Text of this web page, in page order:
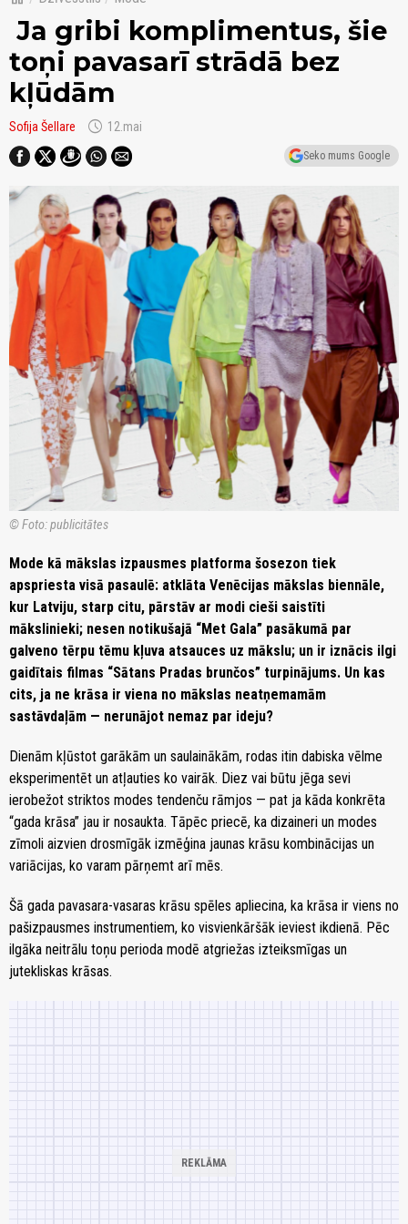
Ja gribi komplimentus, šie
toņi pavasarī strādā bez
kļūdām
Sofija Šellare schedule 12.mai
Seko mums Google
© Foto: publicitātes
Mode kā mākslas izpausmes platforma šosezon tiek
apspriesta visā pasaulē: atklāta Venēcijas mākslas biennāle,
kur Latviju, starp citu, pārstāv ar modi cieši saistīti
mākslinieki; nesen notikušajā “Met Gala” pasākumā par
galveno tērpu tēmu kļuva atsauces uz mākslu; un ir iznācis ilgi
gaidītais filmas “Sātans Pradas brunčos” turpinājums. Un kas
cits, ja ne krāsa ir viena no mākslas neatņemamām
sastāvdaļām — nerunājot nemaz par ideju?
Dienām kļūstot garākām un saulainākām, rodas itin dabiska vēlme
eksperimentēt un atļauties ko vairāk. Diez vai būtu jēga sevi
ierobežot striktos modes tendenču rāmjos — pat ja kāda konkrēta
“gada krāsa” jau ir nosaukta. Tāpēc priecē, ka dizaineri un modes
zīmoli aizvien drosmīgāk izmēģina jaunas krāsu kombinācijas un
variācijas, ko varam pārņemt arī mēs.
Šā gada pavasara-vasaras krāsu spēles apliecina, ka krāsa ir viens no
pašizpausmes instrumentiem, ko visvienkāršāk ieviest ikdienā. Pēc
ilgāka neitrālu toņu perioda modē atgriežas izteiksmīgas un
jutekliskas krāsas.